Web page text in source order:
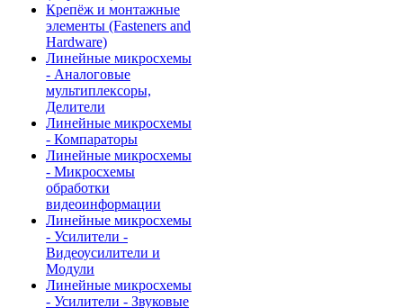
Крепёж и монтажные
элементы (Fasteners and
Hardware)
Линейные микросхемы
- Аналоговые
мультиплексоры,
Делители
Линейные микросхемы
- Компараторы
Линейные микросхемы
- Микросхемы
обработки
видеоинформации
Линейные микросхемы
- Усилители -
Видеоусилители и
Модули
Линейные микросхемы
- Усилители - Звуковые